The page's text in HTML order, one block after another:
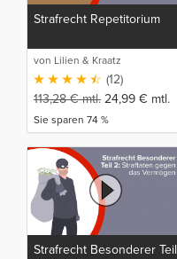
Strafrecht Repetitorium
von Lilien & Kraatz
(12)
113,28€mtl. 24,99 € mtl.
Sie sparen 74 %
Strafrecht Besonderer Teil